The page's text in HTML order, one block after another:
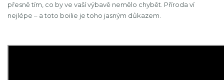
přesně tím, co by ve vaší výbavě nemělo chybět. Příroda ví
nejlépe – a toto boilie je toho jasným důkazem.